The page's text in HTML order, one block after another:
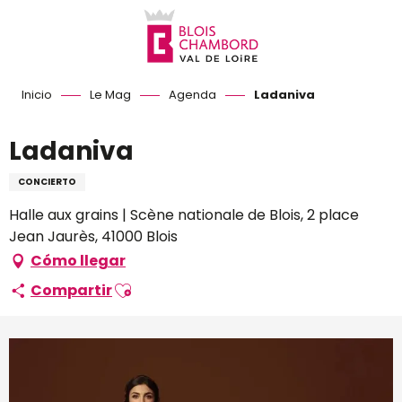
Inicio Le Mag Agenda Ladaniva
Ladaniva
CONCIERTO
Halle aux grains | Scène nationale de Blois, 2 place
Jean Jaurès, 41000 Blois
Cómo llegar
CompartirAjouter aux favoris